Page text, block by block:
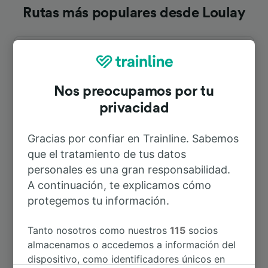
Rutas más populares desde Loulay
A Saintes 31min
A Surgères
A Burdeos
A La Rochelle 1h 37min
A Aeropuerto de Paris Charles de
Nos preocupamos por tu
privacidad
Gracias por confiar en Trainline. Sabemos
que el tratamiento de tus datos
personales es una gran responsabilidad.
A continuación, te explicamos cómo
protegemos tu información.
Tanto nosotros como nuestros115 socios
almacenamos o accedemos a información del
dispositivo, como identificadores únicos en